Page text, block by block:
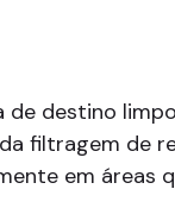
destino
filtragem de
em áreas